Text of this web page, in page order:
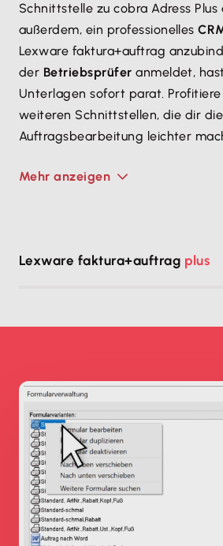
Schnittstelle zu cobra Adress
außerdem, ein professionelles
Lexware faktura+auftrag
der Betriebsprüfer anmeldet,
Unterlagen sofort parat.
weiteren Schnittstellen, die dir die
Auftragsbearbeitung leichter
Mehr anzeigen
Lexware faktura+auftrag plus